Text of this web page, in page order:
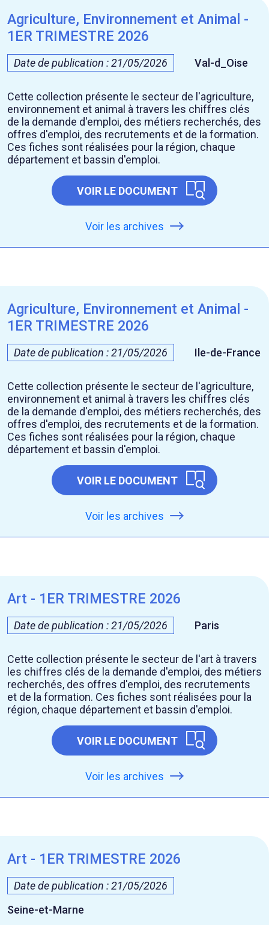
Agriculture, Environnement et Animal -
1ER TRIMESTRE 2026
Date de publication : 21/05/2026 Val-d_Oise
Cette collection présente le secteur de l'agriculture,
environnement et animal à travers les chiffres clés
de la demande d'emploi, des métiers recherchés, des
offres d'emploi, des recrutements et de la formation.
Ces fiches sont réalisées pour la région, chaque
département et bassin d'emploi.
VOIR LE DOCUMENT
Voir les archives
Agriculture, Environnement et Animal -
1ER TRIMESTRE 2026
Date de publication : 21/05/2026 Ile-de-France
Cette collection présente le secteur de l'agriculture,
environnement et animal à travers les chiffres clés
de la demande d'emploi, des métiers recherchés, des
offres d'emploi, des recrutements et de la formation.
Ces fiches sont réalisées pour la région, chaque
département et bassin d'emploi.
VOIR LE DOCUMENT
Voir les archives
Art - 1ER TRIMESTRE 2026
Date de publication : 21/05/2026 Paris
Cette collection présente le secteur de l'art à travers
les chiffres clés de la demande d'emploi, des métiers
recherchés, des offres d'emploi, des recrutements
et de la formation. Ces fiches sont réalisées pour la
région, chaque département et bassin d'emploi.
VOIR LE DOCUMENT
Voir les archives
Art - 1ER TRIMESTRE 2026
Date de publication : 21/05/2026
Seine-et-Marne